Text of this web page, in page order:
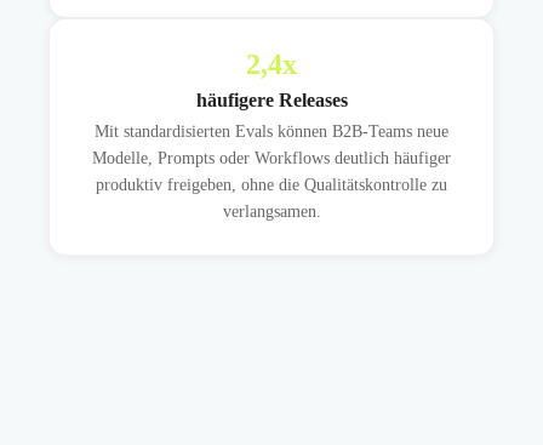
2,4x
häufigere Releases
Mit standardisierten Evals können B2B-Teams neue
Modelle, Prompts oder Workflows deutlich häufiger
produktiv freigeben, ohne die Qualitätskontrolle zu
verlangsamen.